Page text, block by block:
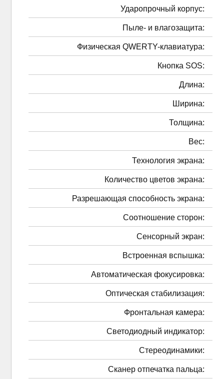
Ударопрочный корпус:
Пыле- и влагозащита:
Физическая QWERTY-клавиатура:
Кнопка SOS:
Длина:
Ширина:
Толщина:
Вес:
Технология экрана:
Количество цветов экрана:
Разрешающая способность экрана:
Соотношение сторон:
Сенсорный экран:
Встроенная вспышка:
Автоматическая фокусировка:
Оптическая стабилизация:
Фронтальная камера:
Светодиодный индикатор:
Стереодинамики:
Сканер отпечатка пальца: